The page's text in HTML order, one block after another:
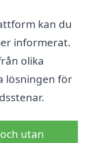
kan du
informerat.
olika
lösningen för
utan